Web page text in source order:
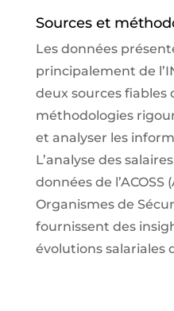
Sources et
Les données
principalement de
deux sources fiables
méthodologies
et analyser les
L’analyse des
données de
Organismes de
fournissent des
évolutions salariales